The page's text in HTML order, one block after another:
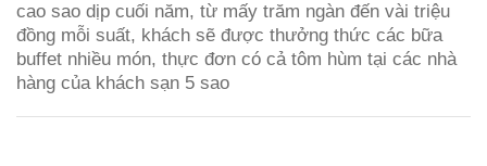
cao sao dịp cuối năm, từ mấy trăm ngàn đến vài triệu
đồng mỗi suất, khách sẽ được thưởng thức các bữa
buffet nhiều món, thực đơn có cả tôm hùm tại các nhà
hàng của khách sạn 5 sao